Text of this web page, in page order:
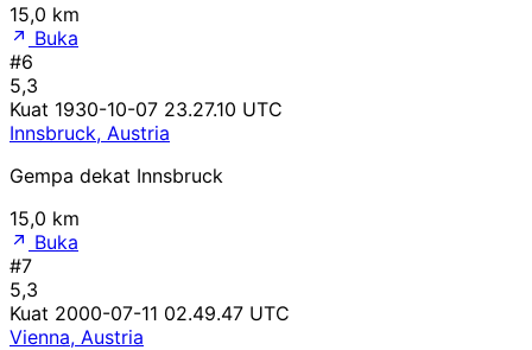
15,0 km
Buka
#6
5,3
Kuat 1930-10-07 23.27.10 UTC
Innsbruck, Austria
Gempa dekat Innsbruck
15,0 km
Buka
#7
5,3
Kuat 2000-07-11 02.49.47 UTC
Vienna, Austria